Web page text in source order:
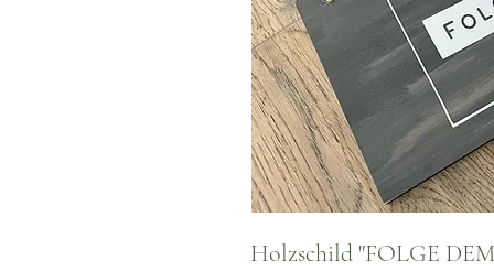
Holzschild "FOLGE